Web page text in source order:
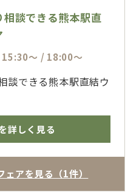
相談できる熊本駅直
～ / 18:00～
談できる熊本駅直結ウ
ス熊本ならではの熊本
の天空チャペル、
宿泊まで整う安心感を
省中のご相談、親御様
少人数婚から大人数婚
詳しく見る
アを見る（1件）